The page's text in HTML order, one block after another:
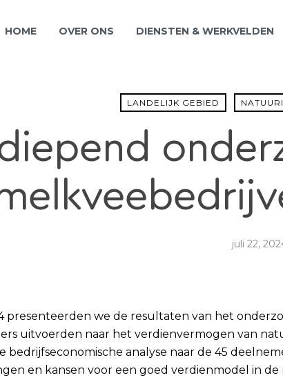
HOME OVER ONS DIENSTEN & WERKVELDEN
LANDELIJK GEBIED
juli 22,
presenteerden we de resultaten van het
uitvoerden naar het verdienvermogen van
bedrijfseconomische analyse naar de 45
en kansen voor een goed verdienmodel in